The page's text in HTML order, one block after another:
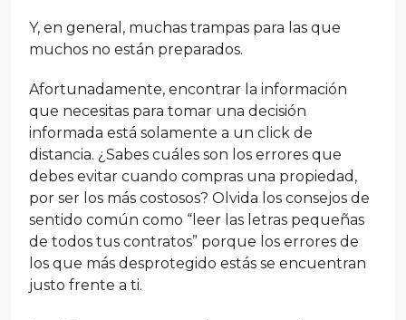
Y, en general, muchas trampas para las que
muchos no están preparados.
Afortunadamente, encontrar la información
que necesitas para tomar una decisión
informada está solamente a un click de
distancia. ¿Sabes cuáles son los errores que
debes evitar cuando compras una propiedad,
por ser los más costosos? Olvida los consejos de
sentido común como “leer las letras pequeñas
de todos tus contratos” porque los errores de
los que más desprotegido estás se encuentran
justo frente a ti.